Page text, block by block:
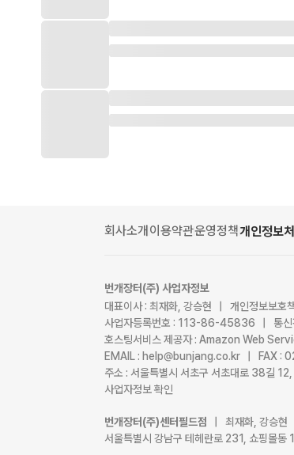
회사소개이용약관운영정책개인정보
번개장터(주) 사업자정보
대표이사 : 최재화, 강승현 | 개인정보보호
사업자등록번호 : 113-86-45836 | 통신
호스팅서비스 제공자 : Amazon Web
EMAIL : help@bunjang.co.kr | FAX
주소 : 서울특별시 서초구 서초대로 38길
사업자정보 확인
번개장터(주)센터필드점
| 최재화, 강
서울특별시 강남구 테헤란로 231, 쇼핑몰